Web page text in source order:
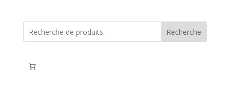
Recherche